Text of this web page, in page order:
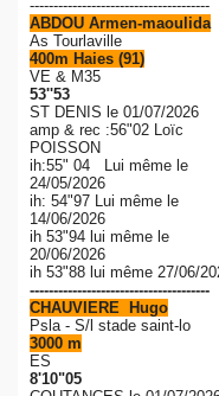
--------------------------------------
ABDOU Armen-maoulida
As Tourlaville
400m Haies (91)
VE & M35
53''53
ST DENIS le 01/07/2026
amp & rec :56"02 Loïc
POISSON
ih:55" 04 Lui même le
24/05/2026
ih: 54"97 Lui même le
14/06/2026
ih 53"94 lui même le
20/06/2026
ih 53"88 lui même 27/06/
--------------------------------------
CHAUVIERE Hugo
Psla - S/l stade saint-lo
3000 m
ES
8'10"05